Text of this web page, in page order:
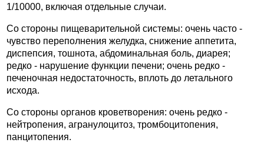
1/10000, включая отдельные случаи.
Со стороны пищеварительной системы: очень часто -
чувство переполнения желудка, снижение аппетита,
диспепсия, тошнота, абдоминальная боль, диарея;
редко - нарушение функции печени; очень редко -
печеночная недостаточность, вплоть до летального
исхода.
Со стороны органов кроветворения: очень редко -
нейтропения, агранулоцитоз, тромбоцитопения,
панцитопения.